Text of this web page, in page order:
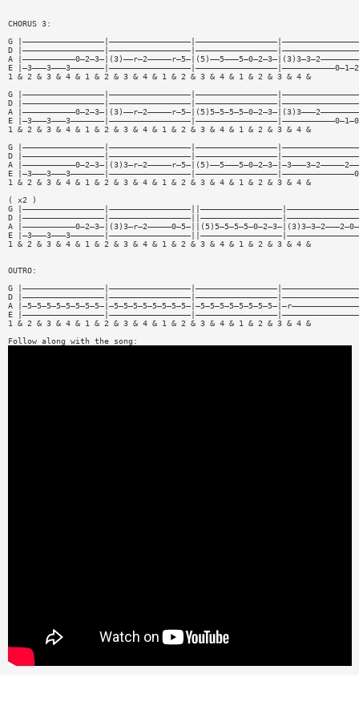
CHORUS 3:
G
D
A
E
1 & 2 & 3 & 4 & 1 & 2 & 3 & 4 & 1 & 2 & 3 & 4 & 1 & 2 & 3 & 4 &
G
D
A
E
1 & 2 & 3 & 4 & 1 & 2 & 3 & 4 & 1 & 2 & 3 & 4 & 1 & 2 & 3 & 4 &
G
D
A
E
1 & 2 & 3 & 4 & 1 & 2 & 3 & 4 & 1 & 2 & 3 & 4 & 1 & 2 & 3 & 4 &
( x2 )
G
D
A
E
1 & 2 & 3 & 4 & 1 & 2 & 3 & 4 & 1 & 2 & 3 & 4 & 1 & 2 & 3 & 4 &
OUTRO:
G
D
A
E
1 & 2 & 3 & 4 & 1 & 2 & 3 & 4 & 1 & 2 & 3 & 4 & 1 & 2 & 3 & 4 &
Follow along with the song: